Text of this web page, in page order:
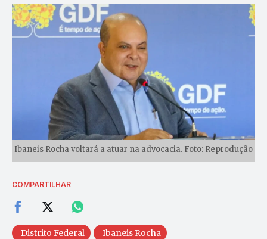
Ibaneis Rocha voltará a atuar na advocacia. Foto: Reprodução
COMPARTILHAR
Distrito Federal Ibaneis Rocha